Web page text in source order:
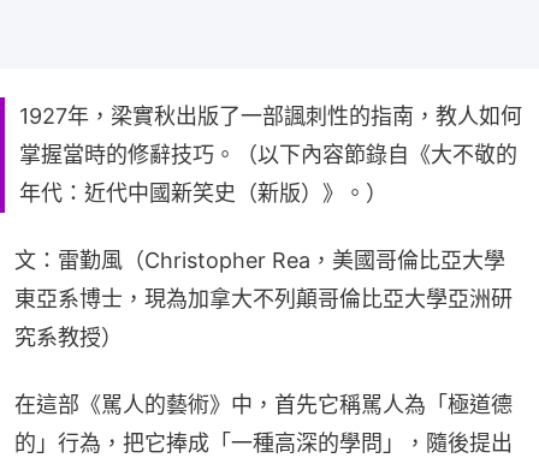
1927年，梁實秋出版了一部諷刺性的指南，教人如何
掌握當時的修辭技巧。（以下內容節錄自《大不敬的
年代：近代中國新笑史（新版）》。）
文：雷勤風（Christopher Rea，美國哥倫比亞大學
東亞系博士，現為加拿大不列顛哥倫比亞大學亞洲研
究系教授）
在這部《駡人的藝術》中，首先它稱駡人為「極道德
的」行為，把它捧成「一種高深的學問」，隨後提出